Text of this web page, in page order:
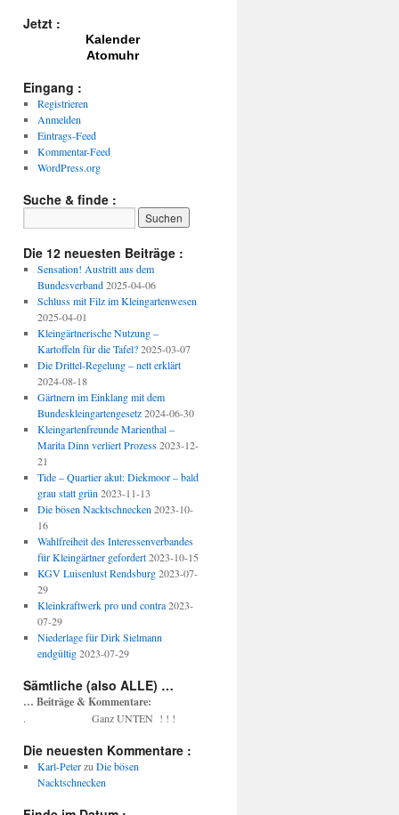
Jetzt :
Kalender
Atomuhr
Eingang :
Registrieren
Anmelden
Eintrags-Feed
Kommentar-Feed
WordPress.org
Suche & finde :
Die 12 neuesten Beiträge :
Sensation! Austritt aus dem
Bundesverband 2025-04-06
Schluss mit Filz im Kleingartenwesen
2025-04-01
Kleingärtnerische Nutzung –
Kartoffeln für die Tafel? 2025-03-07
Die Drittel-Regelung – nett erklärt
2024-08-18
Gärtnern im Einklang mit dem
Bundeskleingartengesetz 2024-06-30
Kleingartenfreunde Marienthal –
Marita Dinn verliert Prozess 2023-12-
21
Tide – Quartier akut: Diekmoor – bald
grau statt grün 2023-11-13
Die bösen Nacktschnecken 2023-10-
16
Wahlfreiheit des Interessenverbandes
für Kleingärtner gefordert 2023-10-15
KGV Luisenlust Rendsburg 2023-07-
29
Kleinkraftwerk pro und contra 2023-
07-29
Niederlage für Dirk Sielmann
endgültig 2023-07-29
Sämtliche (also ALLE) …
… Beiträge & Kommentare:
. Ganz UNTEN ! ! !
Die neuesten Kommentare :
Karl-Peterzu Die bösen
Nacktschnecken